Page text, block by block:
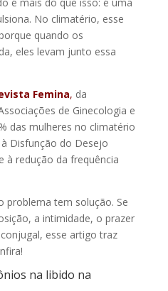
No climatério, esse
quando os
eles levam junto essa
Femina, da
de Ginecologia e
das mulheres no climatério
Disfunção do Desejo
à redução da frequência
problema tem solução. Se
a intimidade, o prazer
esse artigo traz
na libido na